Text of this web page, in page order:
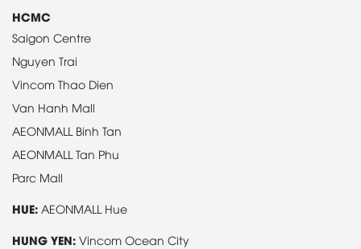
HCMC
Saigon Centre
Nguyen Trai
Vincom Thao Dien
Van Hanh Mall
AEONMALL Binh Tan
AEONMALL Tan Phu
Parc Mall
HUE: AEONMALL Hue
HUNG YEN: Vincom Ocean City